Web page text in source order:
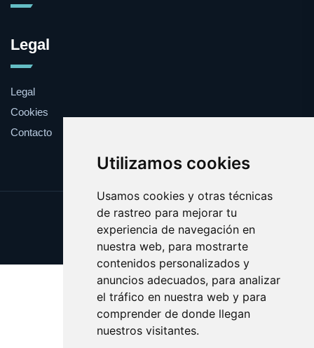
Utilizamos cookies
Usamos cookies y otras técnicas
de rastreo para mejorar tu
experiencia de navegación en
nuestra web, para mostrarte
contenidos personalizados y
anuncios adecuados, para analizar
el tráfico en nuestra web y para
comprender de donde llegan
nuestros visitantes.
Legal
Legal
Cookies
Contacto
Update cookies preferences
Copyright © 2025 militars.com